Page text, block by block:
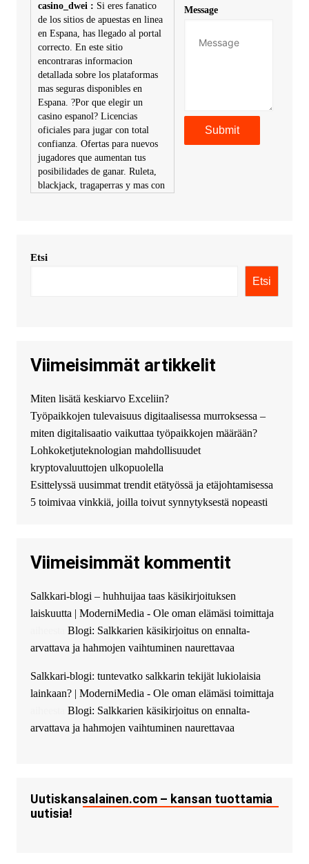
casino_dwei : Si eres fanatico
de los sitios de apuestas en linea
en Espana, has llegado al portal
correcto. En este sitio
encontraras informacion
detallada sobre los plataformas
mas seguras disponibles en
Espana. ?Por que elegir un
casino espanol? Licencias
oficiales para jugar con total
confianza. Ofertas para nuevos
jugadores que aumentan tus
posibilidades de ganar. Ruleta,
blackjack, tragaperras y mas con
KimonicRisse :
купить хавал джулиан -
http://jolion-ufa1.ru/
Появился вопрос про срочно
взять деньги? Предлагаем
безопасный источник
финансовой помощи. Вы
можете получить
финансирование в долг без
избыточных вопросов и
документов? Тогда обратитесь
guest_4889 :Cmon Suomi 👏
The Admin: High five! You’ve
successfully installed Simple
Ajax Chat.
Message
Etsi
Etsi
Viimeisimmät artikkelit
Miten lisätä keskiarvo Exceliin?
Työpaikkojen tulevaisuus digitaalisessa murroksessa –
miten digitalisaatio vaikuttaa työpaikkojen määrään?
Lohkoketjuteknologian mahdollisuudet
kryptovaluuttojen ulkopuolella
Esittelyssä uusimmat trendit etätyössä ja etäjohtamisessa
5 toimivaa vinkkiä, joilla toivut synnytyksestä nopeasti
Viimeisimmät kommentit
Salkkari-blogi – huhhuijaa taas käsikirjoituksen
laiskuutta | ModerniMedia - Ole oman elämäsi toimittaja
Blogi: Salkkarien käsikirjoitus on ennalta-
arvattava ja hahmojen vaihtuminen naurettavaa
Salkkari-blogi: tuntevatko salkkarin tekijät lukiolaisia
lainkaan? | ModerniMedia - Ole oman elämäsi toimittaja
Blogi: Salkkarien käsikirjoitus on ennalta-
arvattava ja hahmojen vaihtuminen naurettavaa
Uutiskansalainen.com – kansan tuottamia
uutisia!